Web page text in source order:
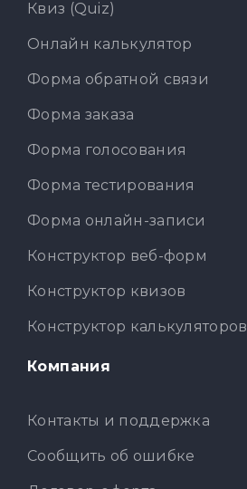
Квиз (Quiz)
Онлайн калькулятор
Форма обратной связи
Форма заказа
Форма голосования
Форма тестирования
Форма онлайн-записи
Конструктор веб-форм
Конструктор квизов
Конструктор калькуляторов
Компания
Контакты и поддержка
Сообщить об ошибке